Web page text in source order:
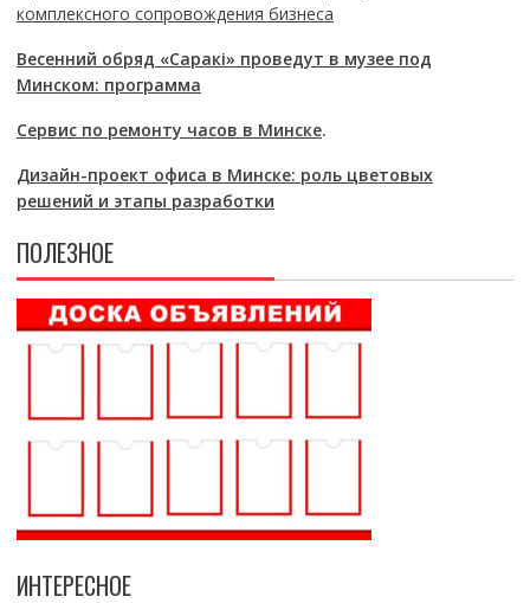
комплексного сопровождения бизнеса
Весенний обряд «Саракі» проведут в музее под
Минском: программа
Сервис по ремонту часов в Минске.
Дизайн-проект офиса в Минске: роль цветовых
решений и этапы разработки
ПОЛЕЗНОЕ
ИНТЕРЕСНОЕ